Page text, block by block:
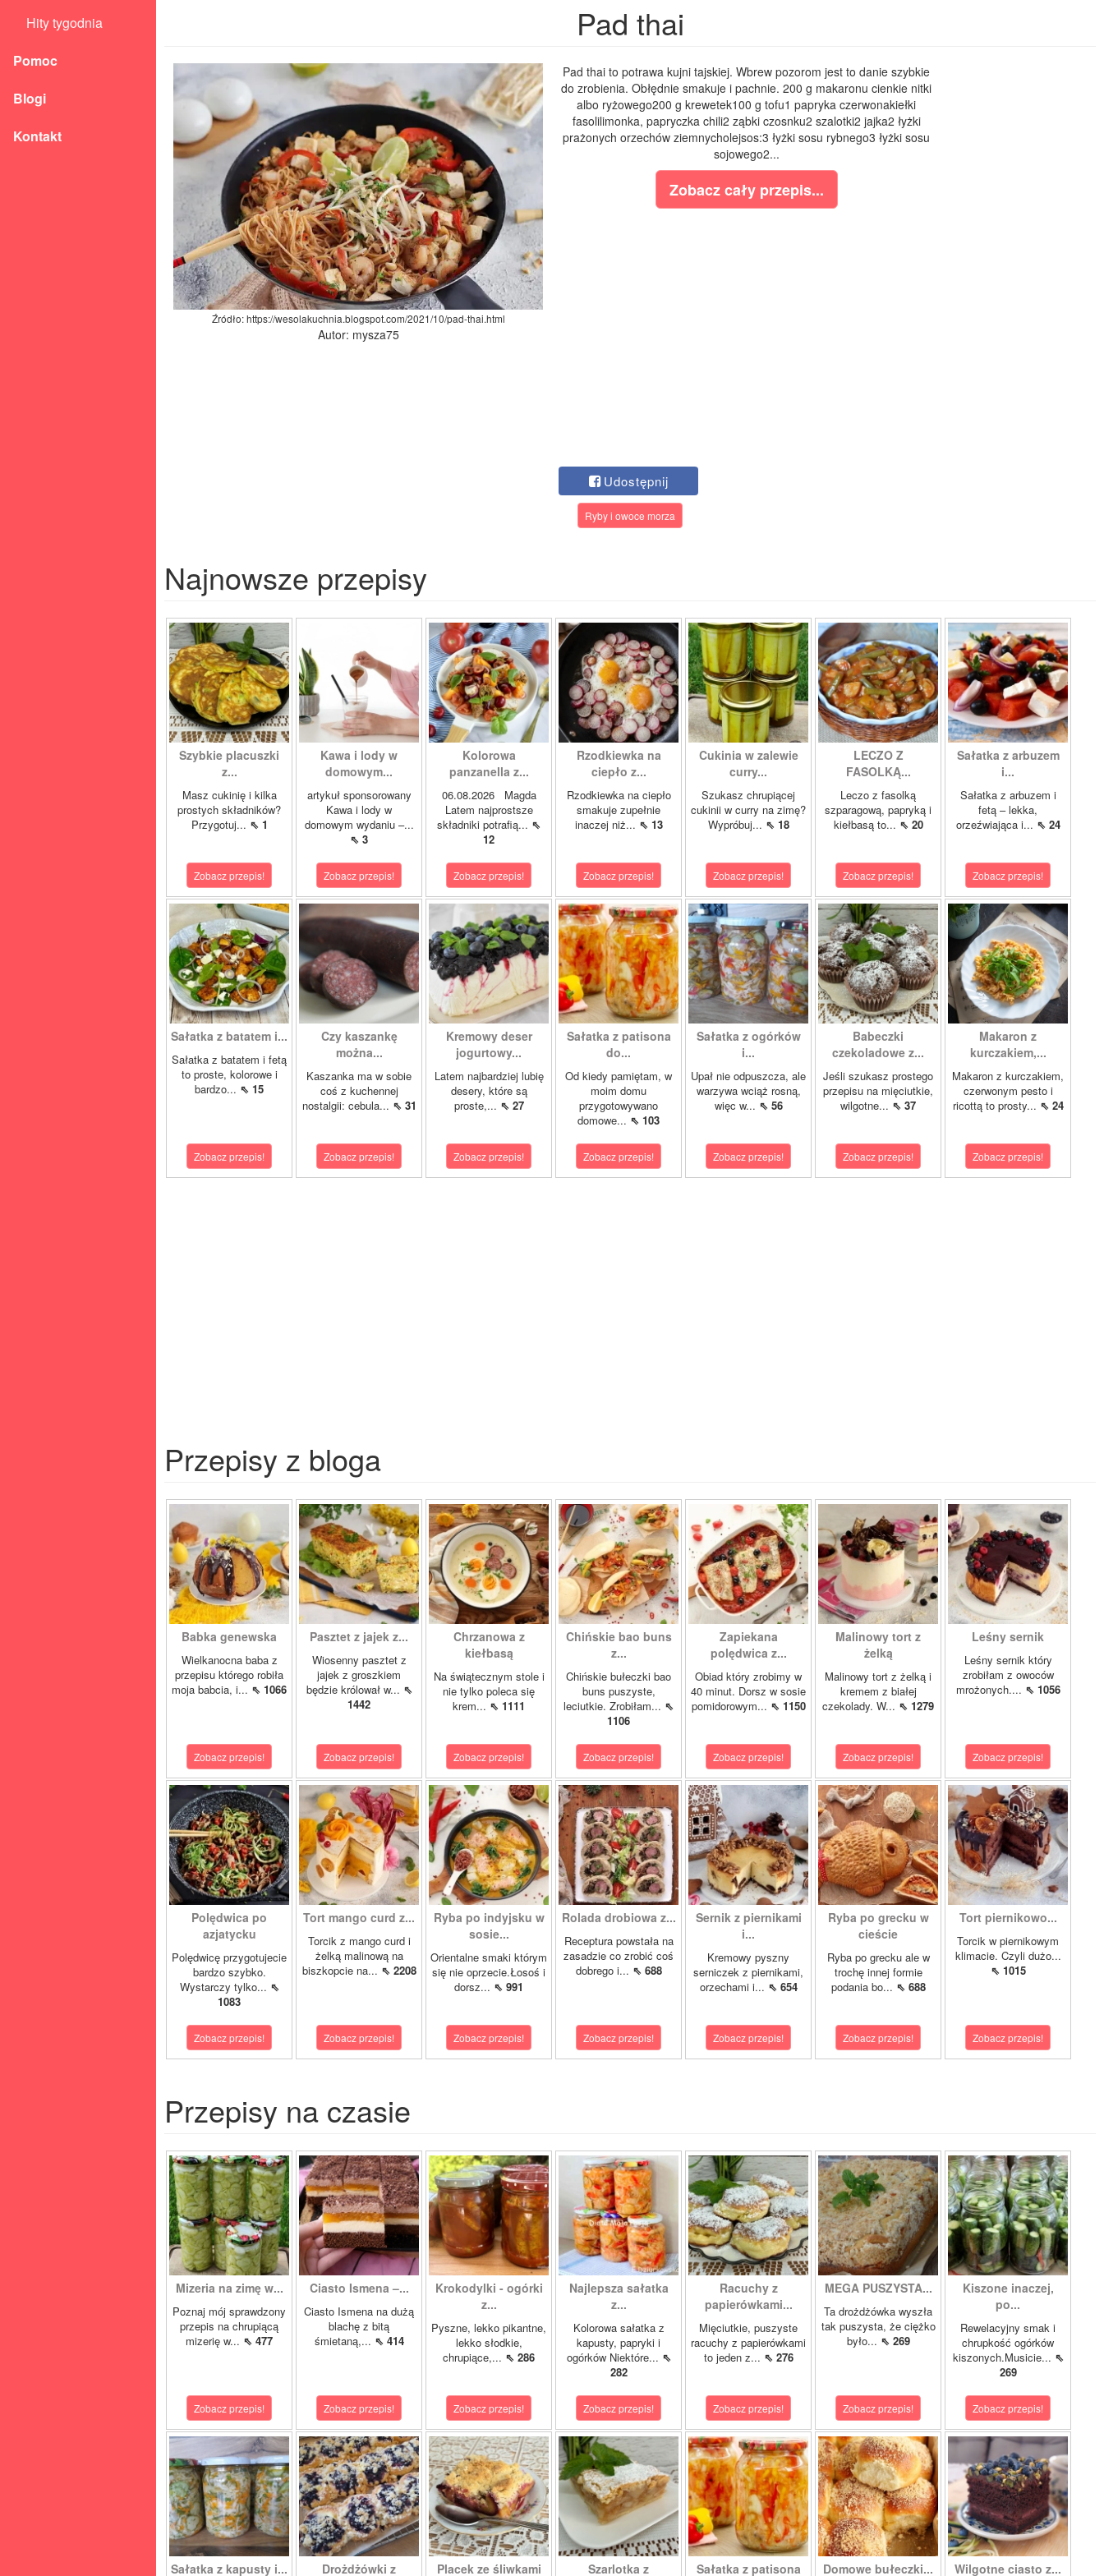
Hity tygodnia
Pomoc
Blogi
Kontakt
Pad thai
Źródło: https://wesolakuchnia.blogspot.com/2021/10/pad-thai.html
Autor: mysza75
Pad thai to potrawa kujni tajskiej. Wbrew pozorom jest to danie szybkie
do zrobienia. Obłędnie smakuje i pachnie. 200 g makaronu cienkie nitki
albo ryżowego200 g krewetek100 g tofu1 papryka czerwonakiełki
fasolilimonka, papryczka chili2 ząbki czosnku2 szalotki2 jajka2 łyżki
prażonych orzechów ziemnycholejsos:3 łyżki sosu rybnego3 łyżki sosu
sojowego2...
Zobacz cały przepis...
Udostępnij
Ryby i owoce morza
Najnowsze przepisy
Szybkie placuszki
z...
Masz cukinię i kilka
prostych składników?
Przygotuj... ⇖ 1
Zobacz przepis!
Kawa i lody w
domowym...
artykuł sponsorowany
Kawa i lody w
domowym wydaniu –...
⇖ 3
Zobacz przepis!
Kolorowa
panzanella z...
06.08.2026 Magda
Latem najprostsze
składniki potrafią... ⇖
12
Zobacz przepis!
Rzodkiewka na
ciepło z...
Rzodkiewka na ciepło
smakuje zupełnie
inaczej niż... ⇖ 13
Zobacz przepis!
Cukinia w zalewie
curry...
Szukasz chrupiącej
cukinii w curry na zimę?
Wypróbuj... ⇖ 18
Zobacz przepis!
LECZO Z
FASOLKĄ...
Leczo z fasolką
szparagową, papryką i
kiełbasą to... ⇖ 20
Zobacz przepis!
Sałatka z arbuzem
i...
Sałatka z arbuzem i
fetą – lekka,
orzeźwiająca i... ⇖ 24
Zobacz przepis!
Sałatka z batatem i...
Sałatka z batatem i fetą
to proste, kolorowe i
bardzo... ⇖ 15
Zobacz przepis!
Czy kaszankę
można...
Kaszanka ma w sobie
coś z kuchennej
nostalgii: cebula... ⇖ 31
Zobacz przepis!
Kremowy deser
jogurtowy...
Latem najbardziej lubię
desery, które są
proste,... ⇖ 27
Zobacz przepis!
Sałatka z patisona
do...
Od kiedy pamiętam, w
moim domu
przygotowywano
domowe... ⇖ 103
Zobacz przepis!
Sałatka z ogórków
i...
Upał nie odpuszcza, ale
warzywa wciąż rosną,
więc w... ⇖ 56
Zobacz przepis!
Babeczki
czekoladowe z...
Jeśli szukasz prostego
przepisu na mięciutkie,
wilgotne... ⇖ 37
Zobacz przepis!
Makaron z
kurczakiem,...
Makaron z kurczakiem,
czerwonym pesto i
ricottą to prosty... ⇖ 24
Zobacz przepis!
Przepisy z bloga
Babka genewska
Wielkanocna baba z
przepisu którego robiła
moja babcia, i... ⇖ 1066
Zobacz przepis!
Pasztet z jajek z...
Wiosenny pasztet z
jajek z groszkiem
będzie królował w... ⇖
1442
Zobacz przepis!
Chrzanowa z
kiełbasą
Na świątecznym stole i
nie tylko poleca się
krem... ⇖ 1111
Zobacz przepis!
Chińskie bao buns
z...
Chińskie bułeczki bao
buns puszyste,
leciutkie. Zrobiłam... ⇖
1106
Zobacz przepis!
Zapiekana
polędwica z...
Obiad który zrobimy w
40 minut. Dorsz w sosie
pomidorowym... ⇖ 1150
Zobacz przepis!
Malinowy tort z
żelką
Malinowy tort z żelką i
kremem z białej
czekolady. W... ⇖ 1279
Zobacz przepis!
Leśny sernik
Leśny sernik który
zrobiłam z owoców
mrożonych.... ⇖ 1056
Zobacz przepis!
Polędwica po
azjatycku
Polędwicę przygotujecie
bardzo szybko.
Wystarczy tylko... ⇖
1083
Zobacz przepis!
Tort mango curd z...
Torcik z mango curd i
żelką malinową na
biszkopcie na... ⇖ 2208
Zobacz przepis!
Ryba po indyjsku w
sosie...
Orientalne smaki którym
się nie oprzecie.Łosoś i
dorsz... ⇖ 991
Zobacz przepis!
Rolada drobiowa z...
Receptura powstała na
zasadzie co zrobić coś
dobrego i... ⇖ 688
Zobacz przepis!
Sernik z piernikami
i...
Kremowy pyszny
serniczek z piernikami,
orzechami i... ⇖ 654
Zobacz przepis!
Ryba po grecku w
cieście
Ryba po grecku ale w
trochę innej formie
podania bo... ⇖ 688
Zobacz przepis!
Tort piernikowo...
Torcik w piernikowym
klimacie. Czyli dużo...
⇖ 1015
Zobacz przepis!
Przepisy na czasie
Mizeria na zimę w...
Poznaj mój sprawdzony
przepis na chrupiącą
mizerię w... ⇖ 477
Zobacz przepis!
Ciasto Ismena –...
Ciasto Ismena na dużą
blachę z bitą
śmietaną,... ⇖ 414
Zobacz przepis!
Krokodylki - ogórki
z...
Pyszne, lekko pikantne,
lekko słodkie,
chrupiące,... ⇖ 286
Zobacz przepis!
Najlepsza sałatka
z...
Kolorowa sałatka z
kapusty, papryki i
ogórków Niektóre... ⇖
282
Zobacz przepis!
Racuchy z
papierówkami...
Mięciutkie, puszyste
racuchy z papierówkami
to jeden z... ⇖ 276
Zobacz przepis!
MEGA PUSZYSTA...
Ta drożdżówka wyszła
tak puszysta, że ciężko
było... ⇖ 269
Zobacz przepis!
Kiszone inaczej,
po...
Rewelacyjny smak i
chrupkość ogórków
kiszonych.Musicie... ⇖
269
Zobacz przepis!
Sałatka z kapusty i... Drożdżówki z Placek ze śliwkami Szarlotka z Sałatka z patisona Domowe bułeczki... Wilgotne ciasto z...